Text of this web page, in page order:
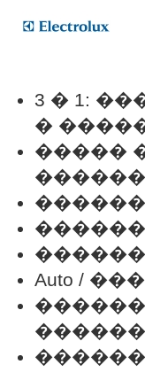
3 � 1:
�
�����
Auto /